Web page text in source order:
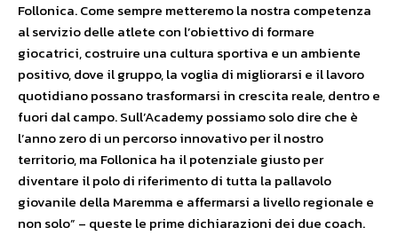
Follonica. Come sempre metteremo la nostra competenza
al servizio delle atlete con l’obiettivo di formare
giocatrici, costruire una cultura sportiva e un ambiente
positivo, dove il gruppo, la voglia di migliorarsi e il lavoro
quotidiano possano trasformarsi in crescita reale, dentro e
fuori dal campo. Sull’Academy possiamo solo dire che è
l’anno zero di un percorso innovativo per il nostro
territorio, ma Follonica ha il potenziale giusto per
diventare il polo di riferimento di tutta la pallavolo
giovanile della Maremma e affermarsi a livello regionale e
non solo” – queste le prime dichiarazioni dei due coach.